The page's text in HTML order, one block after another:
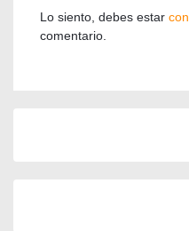
Lo siento, debes estar
comentario.